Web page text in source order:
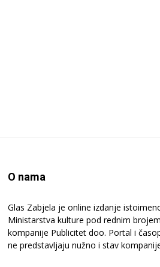
O nama
Glas Zabjela je online izdanje
Ministarstva kulture pod rednim
kompanije Publicitet doo. Portal i
ne predstavljaju nužno i stav